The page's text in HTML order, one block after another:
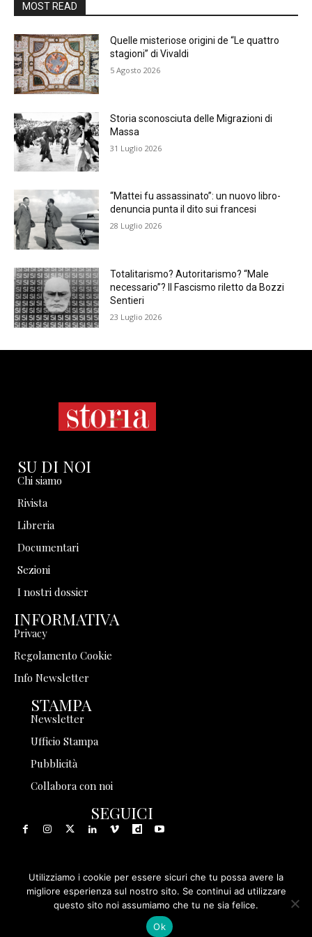
MOST READ
Quelle misteriose origini de “Le quattro
stagioni” di Vivaldi
5 Agosto 2026
Storia sconosciuta delle Migrazioni di
Massa
31 Luglio 2026
“Mattei fu assassinato”: un nuovo libro-
denuncia punta il dito sui francesi
28 Luglio 2026
Totalitarismo? Autoritarismo? “Male
necessario”? Il Fascismo riletto da Bozzi
Sentieri
23 Luglio 2026
SU DI NOI
Chi siamo
Rivista
Libreria
Documentari
Sezioni
I nostri dossier
INFORMATIVA
Privacy
Regolamento Cookie
Info Newsletter
STAMPA
Newsletter
Ufficio Stampa
Pubblicità
Collabora con noi
SEGUICI
© 1999 - 2025 Storia in Rete Srl - Tutti i diritti riservati - P.
IVA 08570971005
Utilizziamo i cookie per essere sicuri che tu possa avere la
migliore esperienza sul nostro sito. Se continui ad utilizzare
questo sito noi assumiamo che tu ne sia felice.
Ok